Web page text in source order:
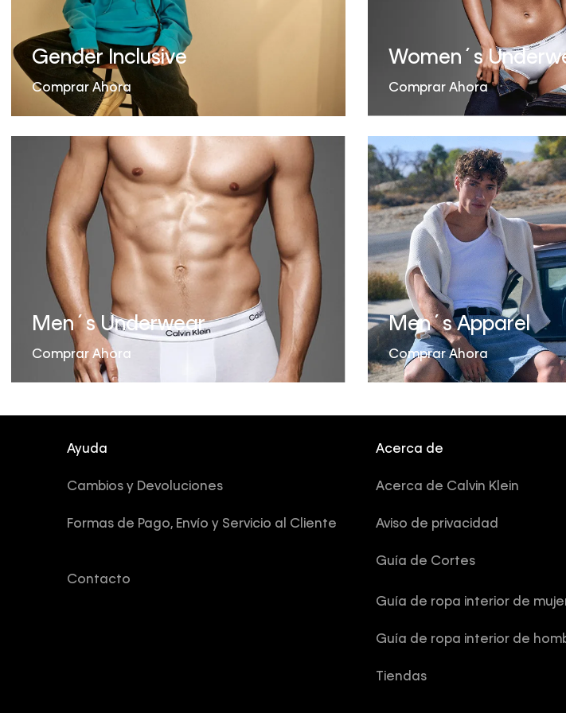
Gender Inclusive
Comprar Ahora
Women´s
Comprar Ahora
Men´s Underwear
Comprar Ahora
Men´s Apparel
Comprar Ahora
Ayuda
Cambios y Devoluciones
Formas de Pago, Envío y Servicio al Cliente
Contacto
Acerca de
Acerca de Calvin Klein
Aviso de privacidad
Guía de Cortes
Guía de ropa interior de
Guía de ropa interior de
Tiendas